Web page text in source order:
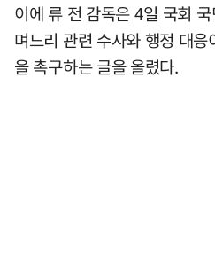
이에 류 전 감독은 4일 국회
며느리 관련 수사와 행정 대
을 촉구하는 글을 올렸다.